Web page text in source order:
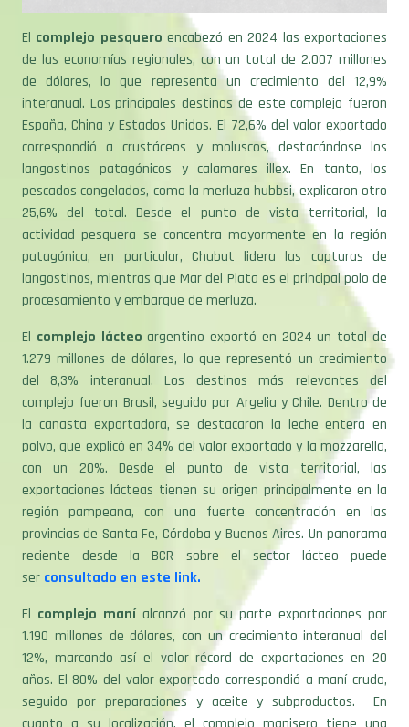
Elcomplejo pesqueroencabezó en 2024 las exportaciones
de las economías regionales, con un total de 2.007 millones
de dólares, lo que representa un crecimiento del 12,9%
interanual. Los principales destinos de este complejo fueron
España, China y Estados Unidos. El 72,6% del valor exportado
correspondió a crustáceos y moluscos, destacándose los
langostinos patagónicos y calamares illex. En tanto, los
pescados congelados, como la merluza hubbsi, explicaron otro
25,6% del total. Desde el punto de vista territorial, la
actividad pesquera se concentra mayormente en la región
patagónica, en particular, Chubut lidera las capturas de
langostinos, mientras que Mar del Plata es el principal polo de
procesamiento y embarque de merluza.
Elcomplejo lácteoargentino exportó en 2024 un total de
1.279 millones de dólares, lo que representó un crecimiento
del 8,3% interanual. Los destinos más relevantes del
complejo fueron Brasil, seguido por Argelia y Chile. Dentro de
la canasta exportadora, se destacaron la leche entera en
polvo, que explicó en 34% del valor exportado y la mozzarella,
con un 20%. Desde el punto de vista territorial, las
exportaciones lácteas tienen su origen principalmente en la
región pampeana, con una fuerte concentración en las
provincias de Santa Fe, Córdoba y Buenos Aires. Un panorama
reciente desde la BCR sobre el sector lácteo puede
serconsultado en este link.
El complejo maní alcanzó por su parte exportaciones por
1.190 millones de dólares, con un crecimiento interanual del
12%, marcando así el valor récord de exportaciones en 20
años. El 80% del valor exportado correspondió a maní crudo,
seguido por preparaciones y aceite y subproductos. En
cuanto a su localización, el complejo manisero tiene una
fuerte base territorial en la provincia de Córdoba, aunque